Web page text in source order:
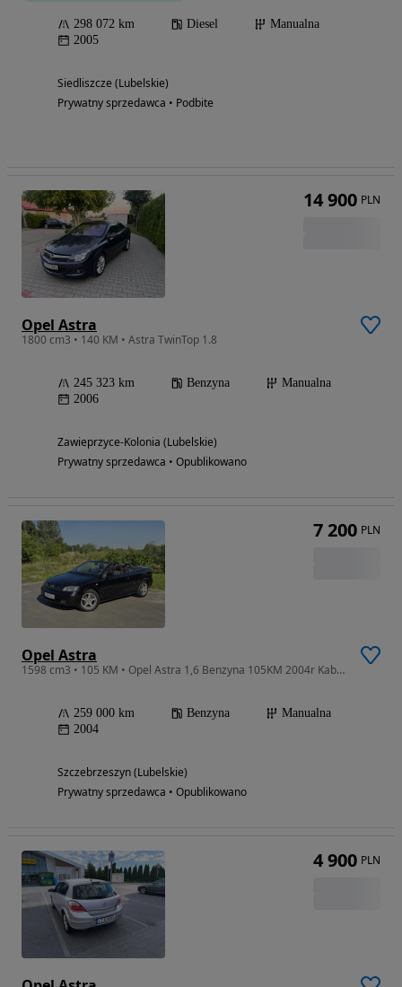
298 072 km Diesel
Manualna
2005
Siedliszcze (Lubelskie)
Prywatny sprzedawca • Podbite
Opel Astra
1800 cm3 • 140 KM • Astra TwinTop 1.8
245 323 km Benzyna
Manualna
2006
Zawieprzyce-Kolonia (Lubelskie)
Prywatny sprzedawca • Opublikowano
14 900 PLN
Opel Astra
1598 cm3 • 105 KM • Opel Astra 1,6 Benzyna 105KM 2004r Kabriolet, Klimatyzacja, Elektryczny Dach...
259 000 km Benzyna
Manualna
2004
Szczebrzeszyn (Lubelskie)
Prywatny sprzedawca • Opublikowano
7 200 PLN
4 900 PLN